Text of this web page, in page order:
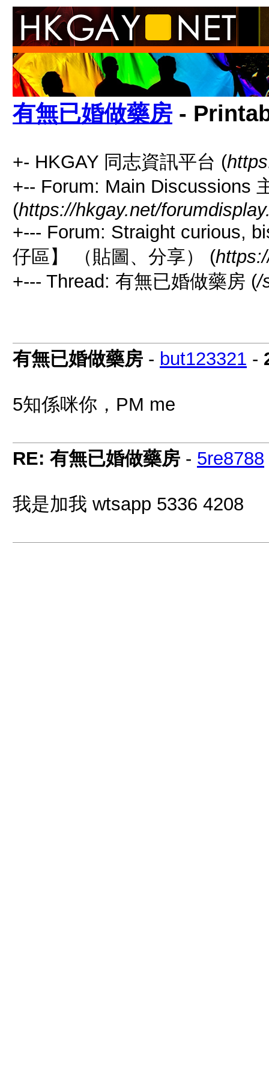
有無已婚做藥房 -
+- HKGAY 同志資訊平台 (
+-- Forum: Main Discussions
(https://hkgay.net/
+--- Forum: Straight curious,
仔區】 （貼圖、分享） (
+--- Thread: 有無已婚做藥房 (/
有無已婚做藥房 - but123321 -
5知係咪你，PM me
RE: 有無已婚做藥房 - 5re8788
我是加我 wtsapp 5336 4208